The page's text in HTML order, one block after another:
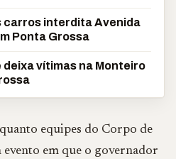
carros interdita Avenida
Ponta Grossa
vítimas na Monteiro
equipes do Corpo de
em que o governador